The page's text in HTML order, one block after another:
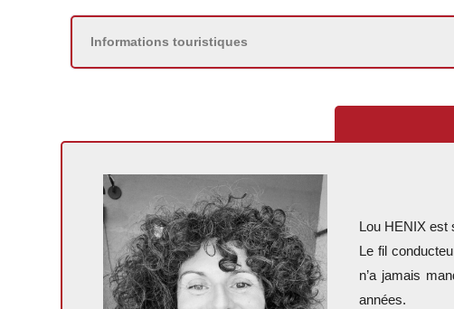
Informations touristiques
Lou HENIX est
Le fil
n’a jamais
années.